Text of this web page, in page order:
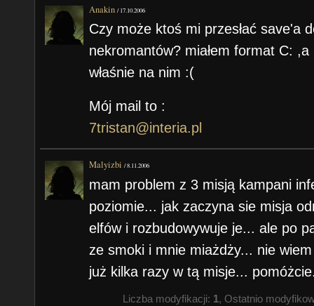
Anakin /17.10.2006
Czy może ktoś mi przesłać save'a
nekromantów? miałem format C:
właśnie na nim :(
Mój mail to :
7tristan@interia.pl
Malyizbi /8.11.2006
mam problem z 3 misją kampani
poziomie... jak zaczyna sie misja
elfów i rozbudowywuje je... ale po
ze smoki i mnie miażdży... nie
już kilka razy w tą misje...
Liczba modyfikacji: 1, Ostatnio